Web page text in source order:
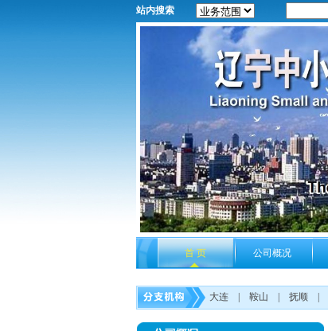
站内搜索
首 页 公司概况
大连 鞍山 抚顺